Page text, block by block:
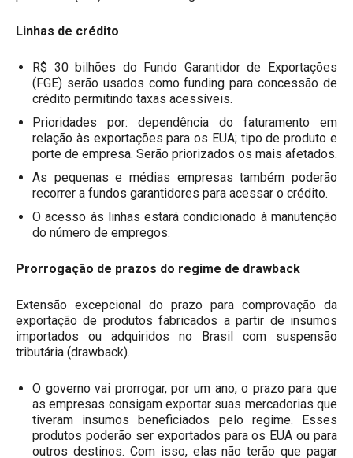
Linhas de crédito
R$ 30 bilhões do Fundo Garantidor de Exportações
(FGE) serão usados como funding para concessão de
crédito permitindo taxas acessíveis.
Prioridades por: dependência do faturamento em
relação às exportações para os EUA; tipo de produto e
porte de empresa. Serão priorizados os mais afetados.
As pequenas e médias empresas também poderão
recorrer a fundos garantidores para acessar o crédito.
O acesso às linhas estará condicionado à manutenção
do número de empregos.
Prorrogação de prazos do regime de drawback
Extensão excepcional do prazo para comprovação da
exportação de produtos fabricados a partir de insumos
importados ou adquiridos no Brasil com suspensão
tributária (drawback).
O governo vai prorrogar, por um ano, o prazo para que
as empresas consigam exportar suas mercadorias que
tiveram insumos beneficiados pelo regime. Esses
produtos poderão ser exportados para os EUA ou para
outros destinos. Com isso, elas não terão que pagar